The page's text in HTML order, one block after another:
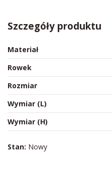
Szczegóły produktu
Materiał
Rowek
Rozmiar
Wymiar (L)
Wymiar (H)
Stan: Nowy